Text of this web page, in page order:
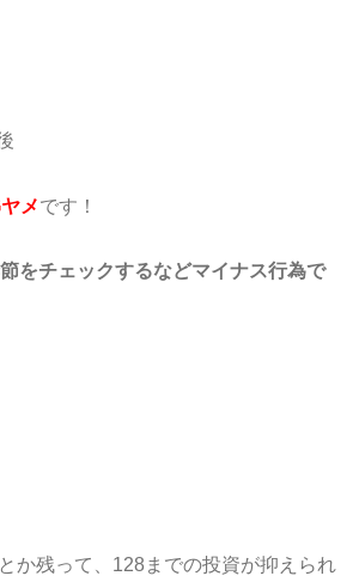
メです！
をチェックするなどマイナス行為で
か残って、128までの投資が抑えられ